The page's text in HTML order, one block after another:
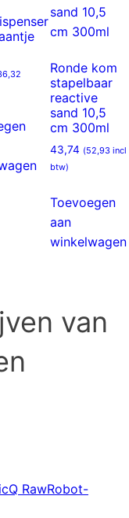
Ronde kom
stapelbaar
reactive
sand 10,5
cm 300ml
43,74 (52,93 incl
btw)
Toevoegen
aan
winkelwagen
van
Q RawRobot-